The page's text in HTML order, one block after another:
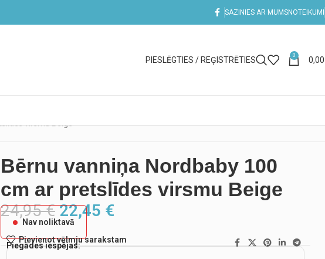
SAZINIES AR MUMSNOTEIKUMI
PIESLĒGTIES / REĢISTRĒTIES 0
Bērnu vanniņa Nordbaby 100
cm ar pretslīdes virsmu Beige
24,95€ 22,45 €
Nav noliktavā
Pievienot vēlmju sarakstam
Piegādes iespējas: